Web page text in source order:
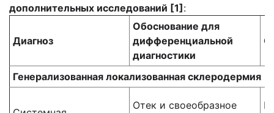
дополнительных исследований [1] :
Диагноз
Обоснование для
дифференциальной
диагностики
Генерализованная локализованная склеродермия
Отек и своеобразное
В